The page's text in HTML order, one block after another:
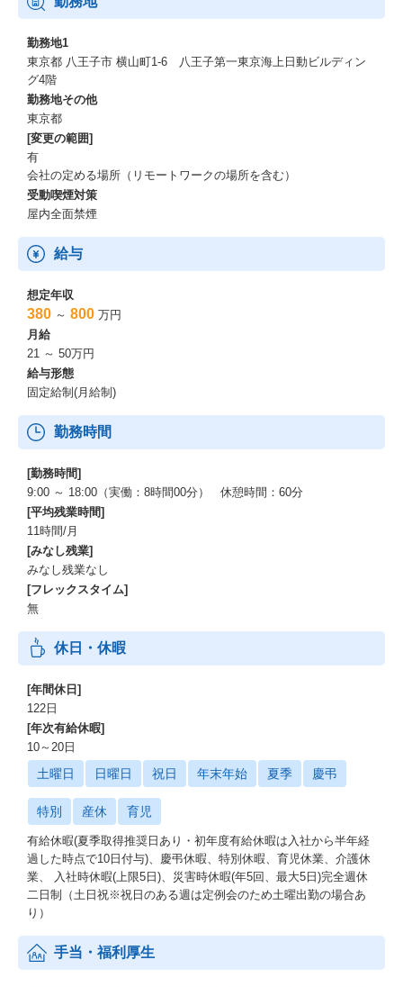
業とする同社としても大きな課題の1つとなっている。
そのため、テクノプロ・IT社では、ソリューションビジネスなど
新たな事業展開にも力を入れはじめています。
https://news.mynavi.jp/techplus/kikaku/20230614-2696748/
勤務地1
東京都 八王子市 横山町1-6 八王子第一東京海上日動ビルディン
グ4階
勤務地その他
東京都
[変更の範囲]
有
会社の定める場所（リモートワークの場所を含む）
受動喫煙対策
屋内全面禁煙
給与
想定年収
380 ～ 800 万円
月給
21 ～ 50万円
給与形態
固定給制(月給制)
勤務時間
[勤務時間]
9:00 ～ 18:00（実働：8時間00分） 休憩時間：60分
[平均残業時間]
11時間/月
[みなし残業]
みなし残業なし
[フレックスタイム]
無
休日・休暇
[年間休日]
122日
[年次有給休暇]
10～20日
土曜日 日曜日 祝日 年末年始 夏季 慶弔
特別 産休 育児
有給休暇(夏季取得推奨日あり・初年度有給休暇は入社から半年経
過した時点で10日付与)、慶弔休暇、特別休暇、育児休業、介護休
業、 入社時休暇(上限5日)、災害時休暇(年5回、最大5日)完全週休
二日制（土日祝※祝日のある週は定例会のため土曜出勤の場合あ
り）
手当・福利厚生